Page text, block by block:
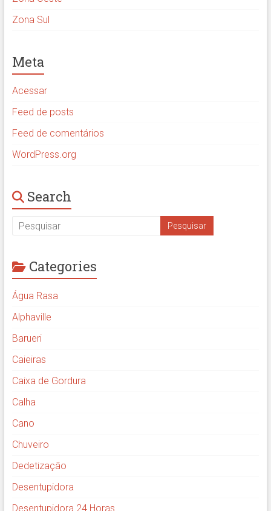
Zona Sul
Meta
Acessar
Feed de posts
Feed de comentários
WordPress.org
Search
Categories
Água Rasa
Alphaville
Barueri
Caieiras
Caixa de Gordura
Calha
Cano
Chuveiro
Dedetização
Desentupidora
Desentupidora 24 Horas